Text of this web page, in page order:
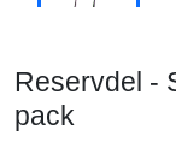
Reservdel -
pack